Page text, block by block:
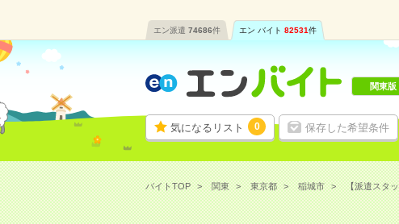
エン派遣 74686件 エン バイト 82531件
気になるリスト 0 保存した希望条件
関東版
バイトTOP 関東 東京都 稲城市 【派遣スタ